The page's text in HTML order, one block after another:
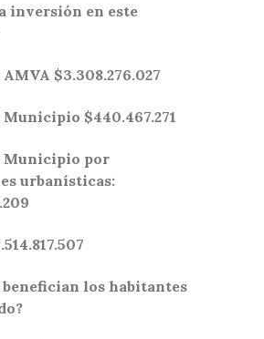
inversión en este
$3.308.276.027
$440.467.271
Municipio por
urbanísticas:
benefician los habitantes